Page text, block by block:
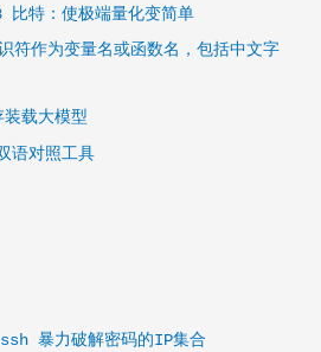
特：使极端量化变简单
符作为变量名或函数名，包括中文字
装载大模型
语对照工具
暴力破解密码的IP集合